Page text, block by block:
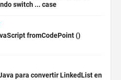
switch ... case
fromCodePoint ()
para convertir LinkedList en